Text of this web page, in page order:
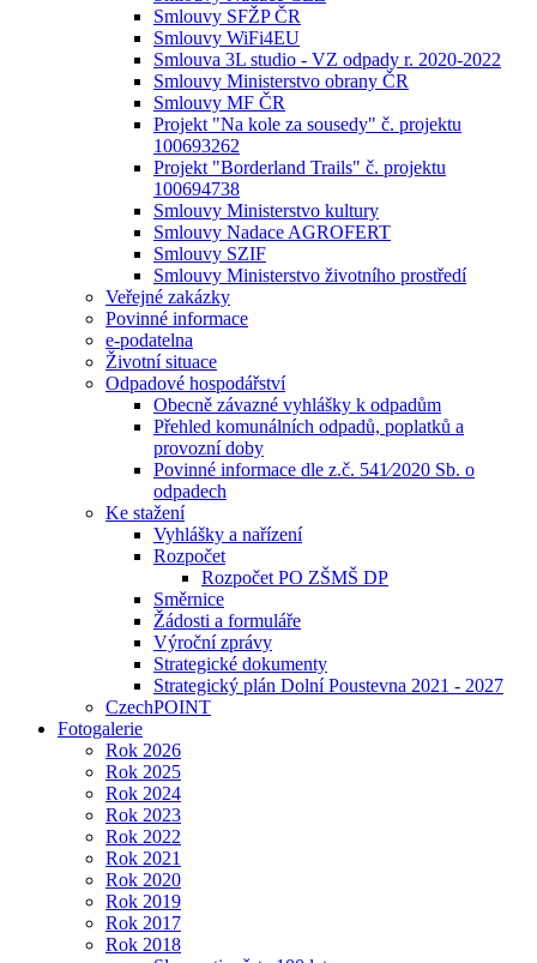
Smlouvy SFŽP ČR
Smlouvy WiFi4EU
Smlouva 3L studio - VZ odpady r. 2020-2022
Smlouvy Ministerstvo obrany ČR
Smlouvy MF ČR
Projekt "Na kole za sousedy" č. projektu
100693262
Projekt "Borderland Trails" č. projektu
100694738
Smlouvy Ministerstvo kultury
Smlouvy Nadace AGROFERT
Smlouvy SZIF
Smlouvy Ministerstvo životního prostředí
Veřejné zakázky
Povinné informace
e-podatelna
Životní situace
Odpadové hospodářství
Obecně závazné vyhlášky k odpadům
Přehled komunálních odpadů, poplatků a
provozní doby
Povinné informace dle z.č. 541⁄2020 Sb. o
odpadech
Ke stažení
Vyhlášky a nařízení
Rozpočet
Rozpočet PO ZŠMŠ DP
Směrnice
Žádosti a formuláře
Výroční zprávy
Strategické dokumenty
Strategický plán Dolní Poustevna 2021 - 2027
CzechPOINT
Fotogalerie
Rok 2026
Rok 2025
Rok 2024
Rok 2023
Rok 2022
Rok 2021
Rok 2020
Rok 2019
Rok 2017
Rok 2018